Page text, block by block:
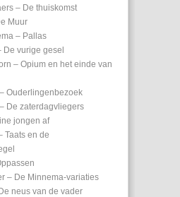
– De thuiskomst
Muur
– Pallas
vurige gesel
– Opium en het einde van
Ouderlingenbezoek
De zaterdagvliegers
jongen af
Taats en de
– De Minnema-variaties
neus van de vader